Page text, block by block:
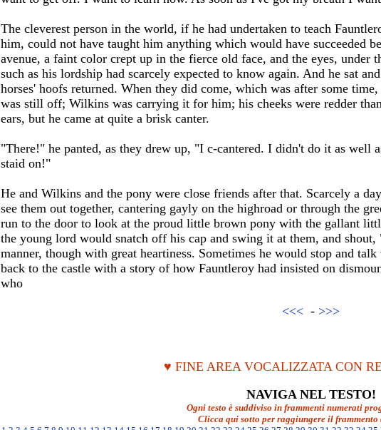
The cleverest person in the world, if he had undertaken to teach
him, could not have taught him anything which would have succeeded
avenue, a faint color crept up in the fierce old face, and the eyes, under
such as his lordship had scarcely expected to know again. And he sat
horses' hoofs returned. When they did come, which was after some
was still off; Wilkins was carrying it for him; his cheeks were redder
ears, but he came at quite a brisk canter.
"There!" he panted, as they drew up, "I c-cantered. I didn't do it as well
staid on!"
He and Wilkins and the pony were close friends after that. Scarcely a
see them out together, cantering gayly on the highroad or through the
run to the door to look at the proud little brown pony with the gallant
the young lord would snatch off his cap and swing it at them, and
manner, though with great heartiness. Sometimes he would stop and
back to the castle with a story of how Fauntleroy had insisted on
who
<<< - >>>
♥ FINE AREA VOCALIZZATA CON
NAVIGA NEL TESTO!
Ogni testo è suddiviso in frammenti numerati
Clicca qui sotto per raggiungere il frammento